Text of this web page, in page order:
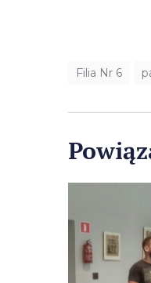
Filia Nr 6